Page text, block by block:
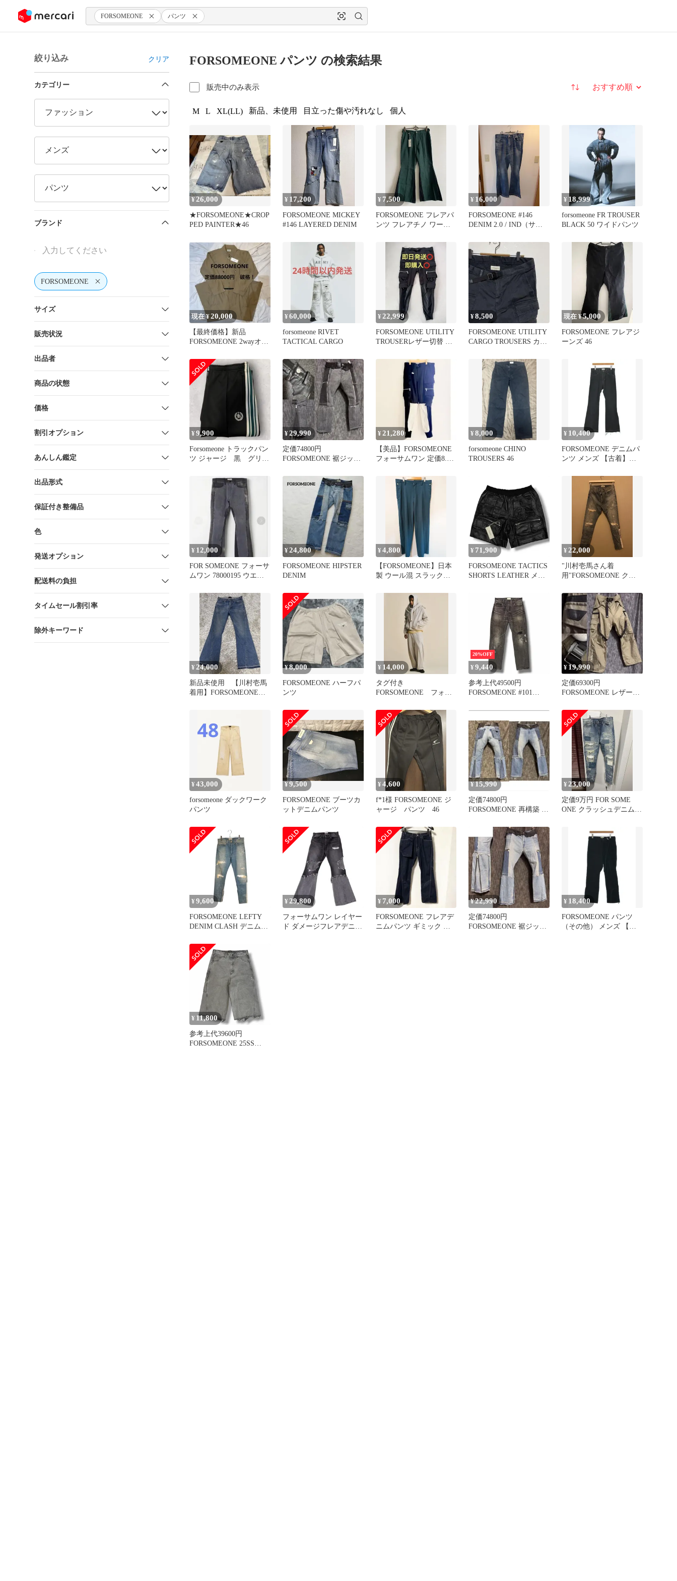
ツにスキップ FORSOMEONE パンツ
絞り込み クリア
カテゴリー
ブランド
FORSOMEONE
サイズ
販売状況
出品者
商品の状態
価格
割引オプション
あんしん鑑定
出品形式
保証付き整備品
色
発送オプション
配送料の負担
タイムセール割引率
除外キーワード
FORSOMEONE パンツ の検索結果
販売中のみ表示 並び替え
M L XL(LL) 新品、未使用 目立った傷や汚れなし 個人
¥ 26,000
★FORSOMEONE★CROP
PED PAINTER★46
¥ 17,200
FORSOMEONE MICKEY
#146 LAYERED DENIM
¥ 7,500
FORSOMEONE フレアパ
ンツ フレアチノ ワーク
¥ 16,000
FORSOMEONE #146
DENIM 2.0 / IND（サイ
¥ 18,999
forsomeone FR TROUSER
BLACK 50 ワイドパンツ
現在 ¥20,000
【最終価格】新品
FORSOMEONE 2wayオー
¥60,000
forsomeone RIVET
TACTICAL CARGO
¥ 22,999
FORSOMEONE UTILITY
TROUSERレザー切替 ブ
¥8,500
FORSOMEONE UTILITY
CARGO TROUSERS カー
現在 ¥5,000
FORSOMEONE フレアジ
ーンズ 46
¥9,900
Forsomeone トラックパン
ツ ジャージ 黒 グリー
¥29,990
定価74800円
FORSOMEONE 裾ジップ
ニム 羊革
¥21,280
【美品】FORSOMEONE
フォーサムワン 定価8.6
¥8,000
forsomeone CHINO
TROUSERS 46
¥ 10,400
FORSOMEONE デニムパ
ンツ メンズ 【古着】
¥ 12,000
FOR SOMEONE フォーサ
ムワン 78000195 ウエス
¥24,800
FORSOMEONE HIPSTER
DENIM
¥4,800
【FORSOMEONE】日本
製 ウール混 スラックス
¥ 71,900
FORSOMEONE TACTICS
SHORTS LEATHER メン
¥ 22,000
"川村壱馬さん着
用"FORSOMEONE クラ
¥ 24,000
新品未使用 【川村壱馬
着用】FORSOMEONE
¥8,000
FORSOMEONE ハーフパ
ンツ
¥ 14,000
タグ付き
FORSOMEONE フォー
ンツ ベージュ
20%OFF
¥ 9,440
参考上代49500円
FORSOMEONE #101
ーンズ フォーサムワン
78000806 ブラック 48
（15910M）
¥ 19,990
定価69300円
FORSOMEONE レザー装
ツ 日本
¥43,000
forsomeone ダックワーク
パンツ
¥9,500
FORSOMEONE ブーツカ
ットデニムパンツ
¥4,600
f*1様 FORSOMEONE ジ
ャージ パンツ 46
¥15,990
定価74800円
FORSOMEONE 再構築 ブ
¥ 23,000
定価9万円 FOR SOME
ONE クラッシュデニム
¥ 9,600
FORSOMEONE LEFTY
DENIM CLASH デニムパ
44 インディゴ メンズ
¥ 29,800
⁠フォーサムワン レイヤー
ド ダメージフレアデニム
¥ 7,000
FORSOMEONE フレアデ
ニムパンツ ギミック ブ
¥22,990
定価74800円
FORSOMEONE 裾ジップ
¥ 18,400
FORSOMEONE パンツ
（その他） メンズ 【古
¥ 11,800
参考上代39600円
FORSOMEONE 25SS